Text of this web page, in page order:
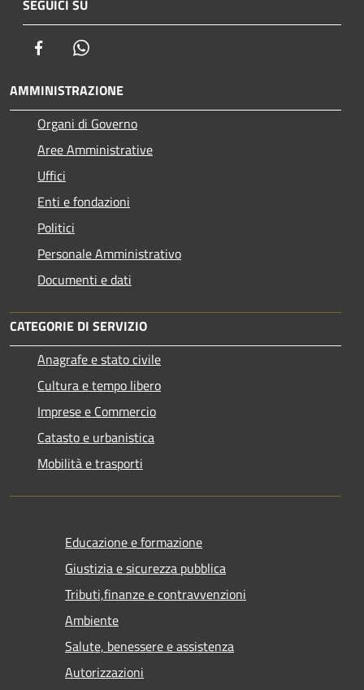
SEGUICI SU
Facebook
AMMINISTRAZIONE
Organi di Governo
Aree Amministrative
Uffici
Enti e fondazioni
Politici
Personale Amministrativo
Documenti e dati
CATEGORIE DI SERVIZIO
Anagrafe e stato civile
Cultura e tempo libero
Imprese e Commercio
Catasto e urbanistica
Mobilità e trasporti
Educazione e formazione
Giustizia e sicurezza pubblica
Tributi,finanze e contravvenzioni
Ambiente
Salute, benessere e assistenza
Autorizzazioni